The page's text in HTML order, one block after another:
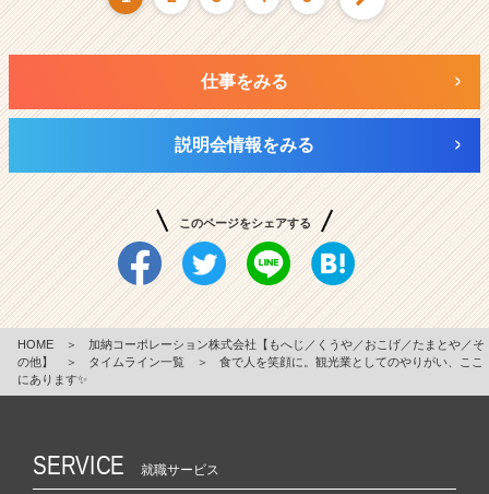
仕事をみる
説明会情報をみる
このページをシェアする
HOME ＞
加納コーポレーション株式会社【もへじ／くうや／おこげ／たまとや／そ
の他】
＞ タイムライン一覧 ＞
食で人を笑顔に。観光業としてのやりがい、ここ
にあります✨
SERVICE 就職サービス